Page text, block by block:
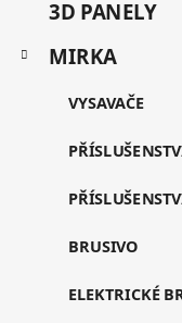
3D PANELY
MIRKA
VYSAVAČE
BRUSIVO
ELEKTRICKÉ